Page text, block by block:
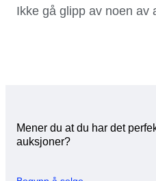
Ikke gå glipp av noen av
Mener du at du har det
auksjoner?